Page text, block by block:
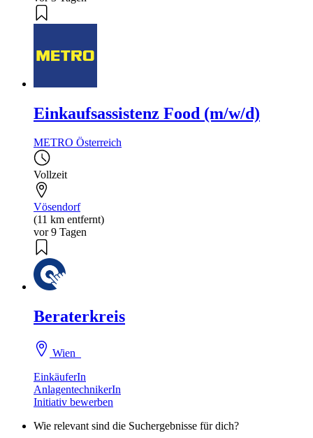
Einkaufsassistenz Food (m/w/d)
METRO Österreich
Vollzeit
Vösendorf
(11 km entfernt)
vor 9 Tagen
Beraterkreis
Wien
EinkäuferIn
AnlagentechnikerIn
Initiativ bewerben
Wie relevant sind die Suchergebnisse für dich?